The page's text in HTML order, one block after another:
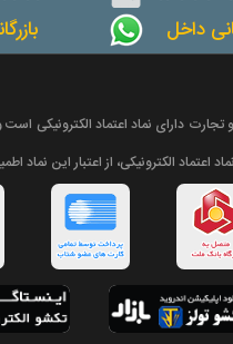
داخل
دارای نماد اعتماد الکترونیکی است
اعتماد الکترونیکی، از اعتبار این نماد